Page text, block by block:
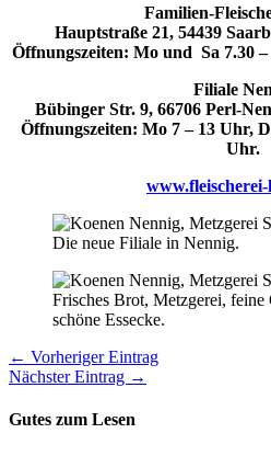
Familien-
Hauptstraße 21, 54439
Öffnungszeiten: Mo und Sa 7.30
Filiale
Bübinger Str. 9, 66706 Perl-
Öffnungszeiten: Mo 7 – 13 Uhr,
Uhr.
www.fleischerei-
Die neue Filiale in Nennig.
Frisches Brot, Metzgerei, feine
schöne Essecke.
← Vorheriger Eintrag
Nächster Eintrag →
Gutes zum Lesen